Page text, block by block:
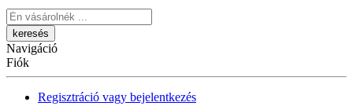
Keresés
Navigáció
Fiók
Regisztráció vagy bejelentkezés